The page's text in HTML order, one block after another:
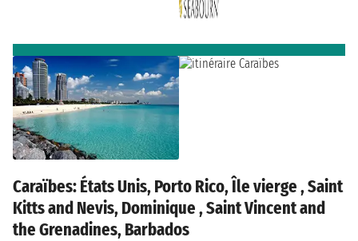
Caraïbes: États Unis, Porto Rico, Île vierge , Saint
Kitts and Nevis, Dominique , Saint Vincent and
the Grenadines, Barbados